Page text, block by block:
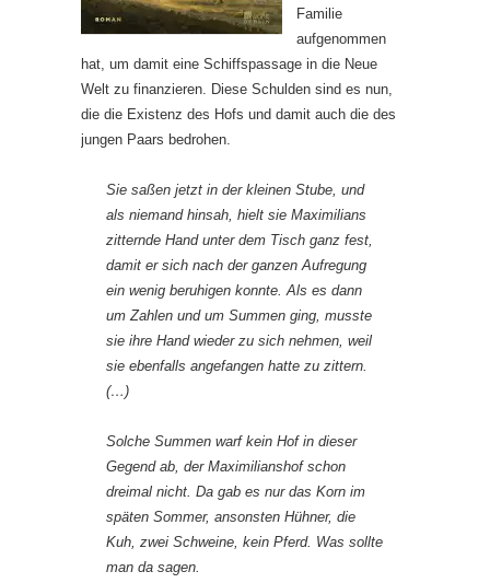
Familie
aufgenommen
hat, um damit eine Schiffspassage in die Neue
Welt zu finanzieren. Diese Schulden sind es nun,
die die Existenz des Hofs und damit auch die des
jungen Paars bedrohen.
Sie saßen jetzt in der kleinen Stube, und
als niemand hinsah, hielt sie Maximilians
zitternde Hand unter dem Tisch ganz fest,
damit er sich nach der ganzen Aufregung
ein wenig beruhigen konnte. Als es dann
um Zahlen und um Summen ging, musste
sie ihre Hand wieder zu sich nehmen, weil
sie ebenfalls angefangen hatte zu zittern.
(…)
Solche Summen warf kein Hof in dieser
Gegend ab, der Maximilianshof schon
dreimal nicht. Da gab es nur das Korn im
späten Sommer, ansonsten Hühner, die
Kuh, zwei Schweine, kein Pferd. Was sollte
man da sagen.